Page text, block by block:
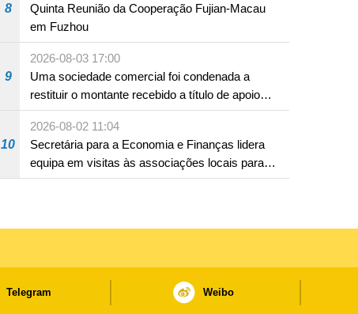
8
Quinta Reunião da Cooperação Fujian-Macau
em Fuzhou
9
2026-08-03 17:00
Uma sociedade comercial foi condenada a
restituir o montante recebido a título de apoio
pecuniário para combater a epidemia de 2022,
por não ter sido provado que reunia os
requisitos para a sua atribuição
10
2026-08-02 11:04
Secretária para a Economia e Finanças lidera
equipa em visitas às associações locais para
consolidar consensos e promover os trabalhos
Telegram Weibo